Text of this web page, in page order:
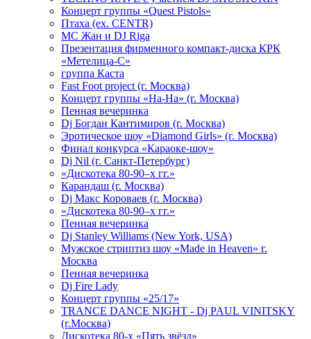
Концерт группы «Quest Pistols»
Птаха (ex. CENTR)
МС Жан и DJ Riga
Презентация фирменного компакт-диска КРК
«Метелица-С»
группа Каста
Fast Foot project (г. Москва)
Концерт группы «На-На» (г. Москва)
Пенная вечеринка
Dj Богдан Кантимиров (г. Москва)
Эротическое шоу «Diamond Girls» (г. Москва)
Финал конкурса «Караоке-шоу»
Dj Nil (г. Санкт-Петербург)
«Дискотека 80-90–х гг.»
Карандаш (г. Москва)
Dj Макс Короваев (г. Москва)
«Дискотека 80-90–х гг.»
Пенная вечеринка
Dj Stanley Williams (New York, USA)
Мужское стриптиз шоу «Made in Heaven» г.
Москва
Пенная вечеринка
Dj Fire Lady
Концерт группы «25/17»
TRANCE DANCE NIGHT - Dj PAUL VINITSKY
(г.Москва)
Дискотека 80-х «Пять звёзд»